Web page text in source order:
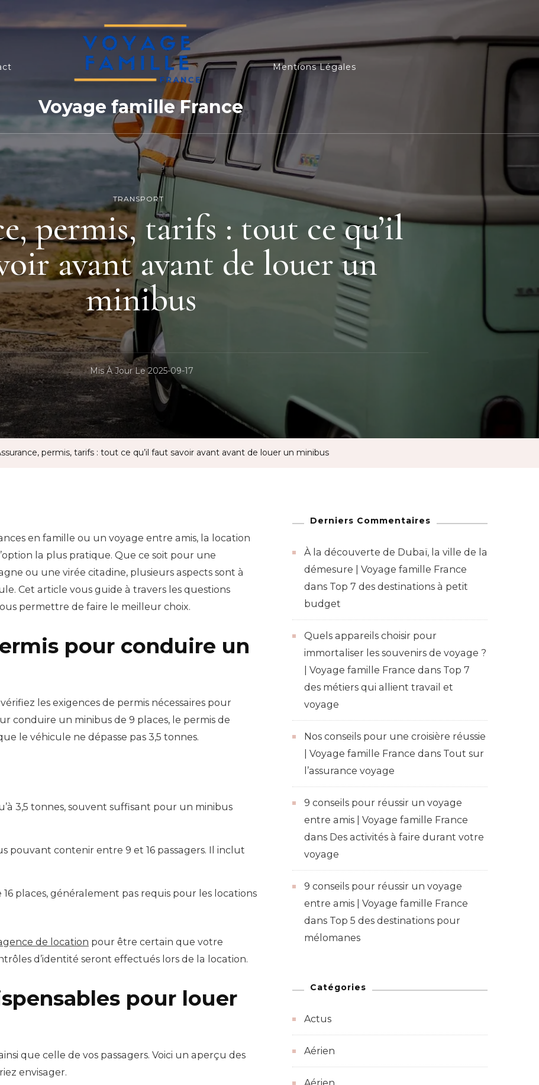
Voyage famille France
Mentions Légales
TRANSPORT
permis, tarifs : tout ce qu’il
avant avant de louer un
minibus
Mis À Jour Le2025-09-17
permis, tarifs : tout ce qu’il faut savoir avant avant de louer un minibus
en famille ou un voyage entre amis, la location
la plus pratique. Que ce soit pour une
ou une virée citadine, plusieurs aspects sont à
Cet article vous guide à travers les questions
permettre de faire le meilleur choix.
pour conduire un
vérifiez les exigences de permis nécessaires pour
conduire un minibus de 9 places, le permis de
le véhicule ne dépasse pas 3,5 tonnes.
3,5 tonnes, souvent suffisant pour un minibus
pouvant contenir entre 9 et 16 passagers. Il inclut
places, généralement pas requis pour les locations
de location pour être certain que votre
d’identité seront effectués lors de la location.
pour louer
que celle de vos passagers. Voici un aperçu des
envisager.
Derniers Commentaires
À la découverte de Dubaï, la ville de la
démesure | Voyage famille France
dans Top 7 des destinations à petit
budget
Quels appareils choisir pour
immortaliser les souvenirs de voyage ?
| Voyage famille France dans Top 7
des métiers qui allient travail et
voyage
Nos conseils pour une croisière réussie
| Voyage famille France dans Tout sur
l’assurance voyage
9 conseils pour réussir un voyage
entre amis | Voyage famille France
dans Des activités à faire durant votre
voyage
9 conseils pour réussir un voyage
entre amis | Voyage famille France
dans Top 5 des destinations pour
mélomanes
Catégories
Actus
Aérien